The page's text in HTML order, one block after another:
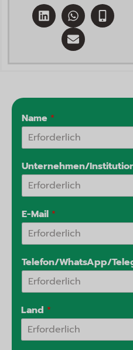
L
i
n
d
W
h
a
t
s
a
M
o
b
e
l
E
n
v
e
l
o
Name *
Unternehmen/
E-Mail *
Telefon/WhatsApp/
Land *